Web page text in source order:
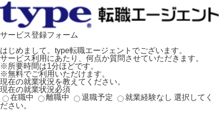
サービス登録フォーム
はじめまして。type転職エージェントでございます。
サービス利用にあたり、何点か質問させていただきます。
※所要時間は1分ほどです。
※無料でご利用いただけます。
現在の就業状況を教えてください。
現在の就業状況必須
在職中
離職中 退職予定 就業経験なし 選択してく
ださい。